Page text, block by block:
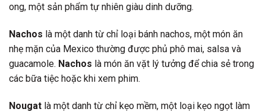
ong, một sản phẩm tự nhiên giàu dinh dưỡng.
Nachos là một danh từ chỉ loại bánh nachos, một món ăn
nhẹ mặn của Mexico thường được phủ phô mai, salsa và
guacamole. Nachos là món ăn vặt lý tưởng để chia sẻ trong
các bữa tiệc hoặc khi xem phim.
Nougat là một danh từ chỉ kẹo mềm, một loại kẹo ngọt làm